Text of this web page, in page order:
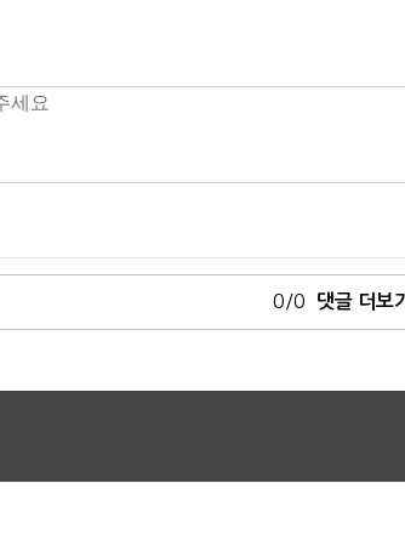
0/0 댓글 더보기